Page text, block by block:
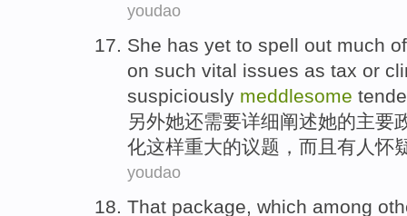
youdao
She has yet to spell out much of
on such vital issues as tax or
suspiciously meddlesome
另外她还需要详细阐述她的主要
化这样重大的议题 ， 而且 有人怀
youdao
That package , which among